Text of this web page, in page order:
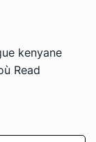
kenyane
Read